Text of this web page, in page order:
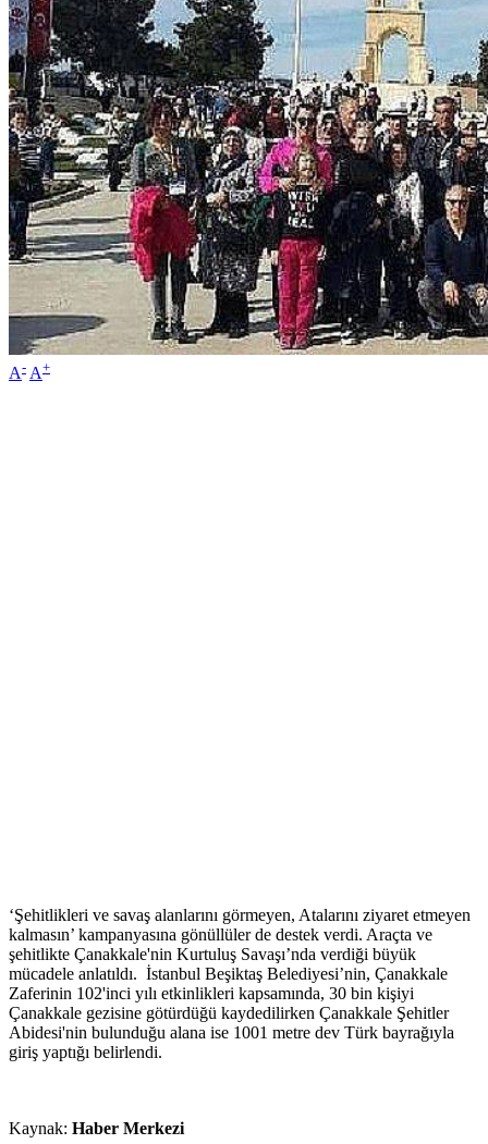
A- A+
‘Şehitlikleri ve savaş alanlarını görmeyen, Atalarını ziyaret etmeyen
kalmasın’ kampanyasına gönüllüler de destek verdi. Araçta ve
şehitlikte Çanakkale'nin Kurtuluş Savaşı’nda verdiği büyük
mücadele anlatıldı. İstanbul Beşiktaş Belediyesi’nin, Çanakkale
Zaferinin 102'inci yılı etkinlikleri kapsamında, 30 bin kişiyi
Çanakkale gezisine götürdüğü kaydedilirken Çanakkale Şehitler
Abidesi'nin bulunduğu alana ise 1001 metre dev Türk bayrağıyla
giriş yaptığı belirlendi.
Kaynak: Haber Merkezi